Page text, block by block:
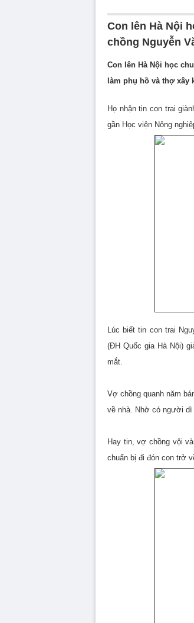
Con lên Hà Nội
chồng Nguyễn
Con lên Hà Nội học
làm phụ hồ và thợ xây
Họ nhận tin con trai
gần Học viện Nông
Lúc biết tin con trai
(ĐH Quốc gia Hà Nội)
mắt.
Vợ chồng quanh năm
về nhà. Nhờ có người dì
Hay tin, vợ chồng vội
chuẩn bị đi đón con trở